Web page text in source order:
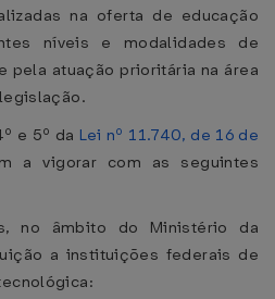
na oferta de educação
níveis e modalidades de
pela atuação prioritária na área
e 5º da Lei nº 11.740, de 16 de
a vigorar com as seguintes
no âmbito do Ministério da
a instituições federais de